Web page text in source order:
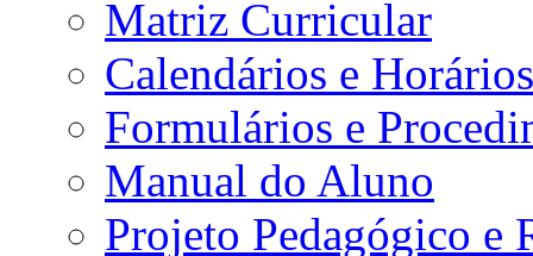
Matriz Curricular
Calendários e Horários
Formulários e
Manual do Aluno
Projeto Pedagógico e